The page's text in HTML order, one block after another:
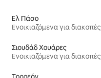
Ελ Πάσο
Ενοικιαζόμενα για διακοπές
Σιουδάδ Χουάρες
Ενοικιαζόμενα για διακοπές